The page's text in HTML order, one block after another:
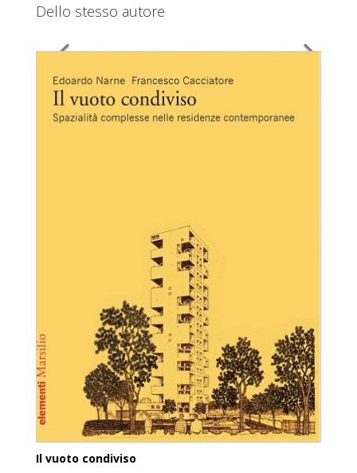
Dello stesso autore
Il vuoto condiviso